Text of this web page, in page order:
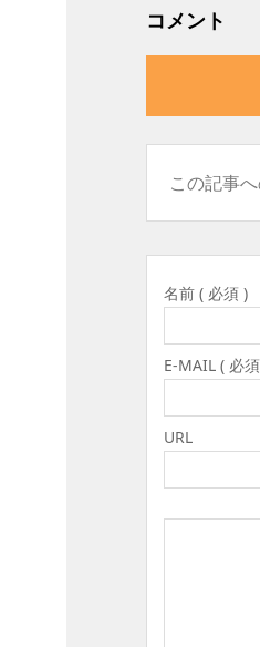
コメント
この記事
名前 ( 必須 )
E-MAIL ( 必
URL